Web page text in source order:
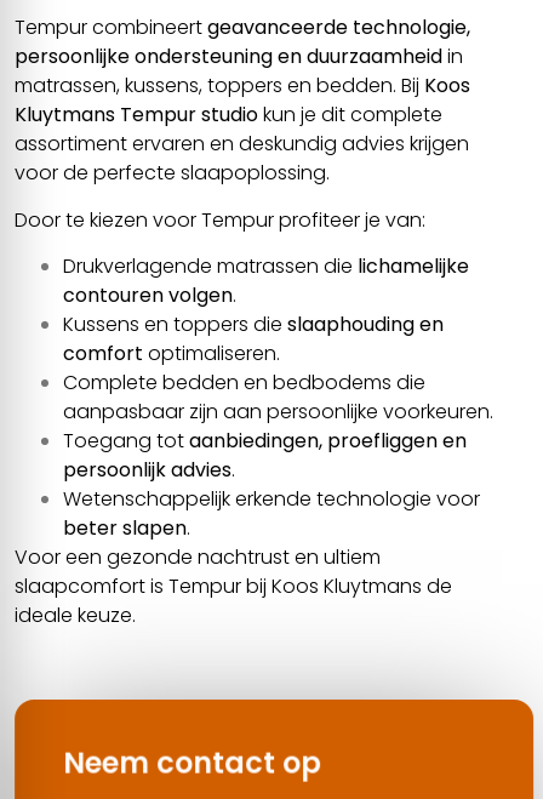
Tempur combineertgeavanceerde technologie,
persoonlijke ondersteuning en duurzaamheidin
matrassen, kussens, toppers en bedden. Bij Koos
Kluytmans Tempur studiokun je dit complete
assortiment ervaren en deskundig advies krijgen
voor de perfecte slaapoplossing.
Door te kiezen voor Tempur profiteer je van:
Drukverlagende matrassen die lichamelijke
contouren volgen.
Kussens en toppers die slaaphouding en
comfort optimaliseren.
Complete bedden en bedbodems die
aanpasbaar zijn aan persoonlijke voorkeuren.
Toegang totaanbiedingen, proefliggen en
persoonlijk advies.
Wetenschappelijk erkende technologie voor
beter slapen.
Voor een gezonde nachtrust en ultiem
slaapcomfort is Tempur bij Koos Kluytmans de
ideale keuze.
Neem contact op